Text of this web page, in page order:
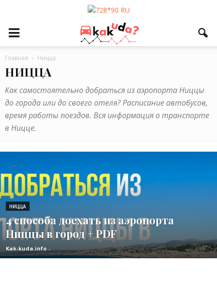
Главная Ницца
НИЦЦА
Как самостоятельно добраться из аэропорта Ниццы
до города или до своего отеля? Расписание автобусов,
время работы поездов. Вся информация о транспорте
в Ницце.
НИЦЦА
4 способа доехать из аэропорта
Ниццы в город + PDF
Kak-kuda.info -